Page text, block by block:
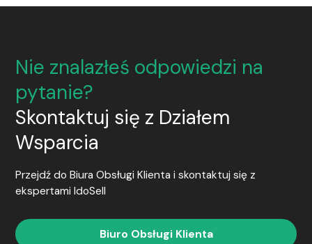
Nie znalazłeś odpowiedzi na
pytanie?
Skontaktuj się z Działem
Wsparcia
Przejdź do Biura Obsługi Klienta i skontaktuj się z
ekspertami IdoSell
Biuro Obsługi Klienta